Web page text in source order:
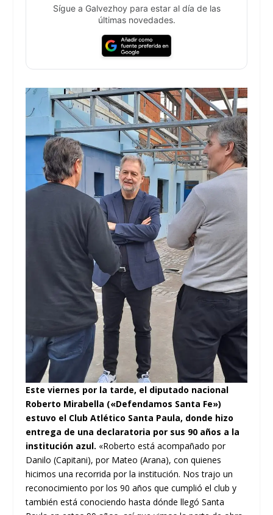
Sígue a Galvezhoy para estar al día de las
últimas novedades.
Este viernes por la tarde, el diputado nacional
Roberto Mirabella («Defendamos Santa Fe»)
estuvo el Club Atlético Santa Paula, donde hizo
entrega de una declaratoria por sus 90 años a la
institución azul. «Roberto está acompañado por
Danilo (Capitani), por Mateo (Arana), con quienes
hicimos una recorrida por la institución. Nos trajo un
reconocimiento por los 90 años que cumplió el club y
también está conociendo hasta dónde llegó Santa